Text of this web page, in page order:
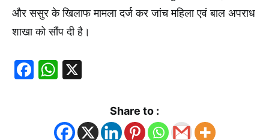
और ससुर के खिलाफ मामला दर्ज कर जांच महिला एवं बाल अपराध
शाखा को सौंप दी है।
Facebook
WhatsApp
Share to :